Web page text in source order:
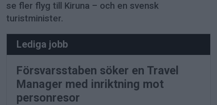
se fler flyg till Kiruna – och en svensk
turistminister.
Lediga jobb
Försvarsstaben söker en Travel
Manager med inriktning mot
personresor